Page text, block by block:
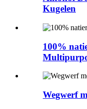
Kugelen
100%
Wegwerf